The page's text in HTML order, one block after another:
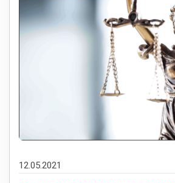
12.05.2021